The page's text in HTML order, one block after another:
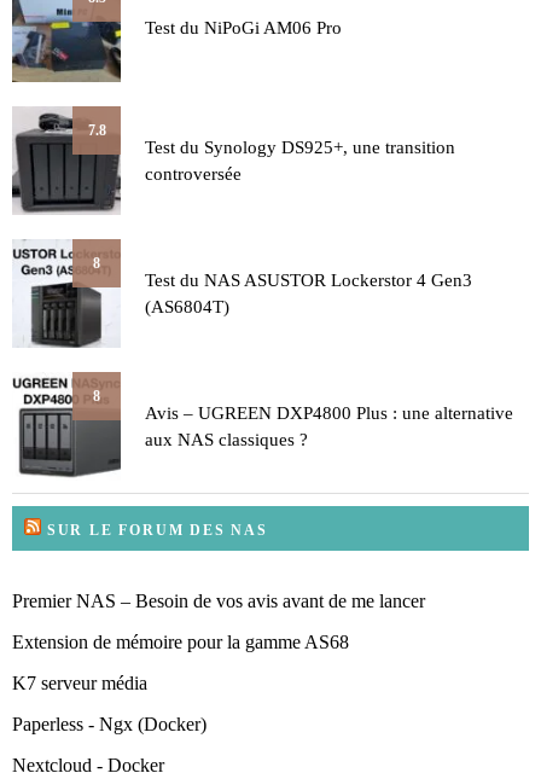
Test du NiPoGi AM06 Pro
7.8
Test du Synology DS925+, une transition
controversée
8
Test du NAS ASUSTOR Lockerstor 4 Gen3
(AS6804T)
8
Avis – UGREEN DXP4800 Plus : une alternative
aux NAS classiques ?
SUR LE FORUM DES NAS
Premier NAS – Besoin de vos avis avant de me lancer
Extension de mémoire pour la gamme AS68
K7 serveur média
Paperless - Ngx (Docker)
Nextcloud - Docker